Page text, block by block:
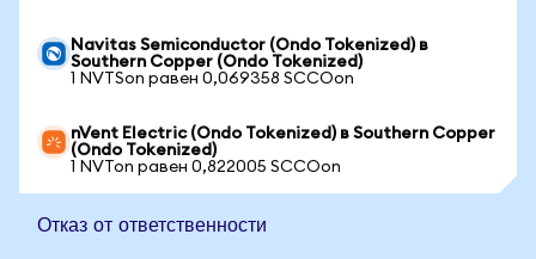
Navitas Semiconductor (Ondo Tokenized) в
Southern Copper (Ondo Tokenized)
1 NVTSon равен 0,069358 SCCOon
nVent Electric (Ondo Tokenized) в Southern Copper
(Ondo Tokenized)
1 NVTon равен 0,822005 SCCOon
Отказ от ответственности